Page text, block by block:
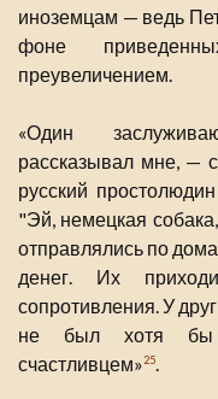
иноземцам — ведь
фоне
преувеличением.
«Один
рассказывал мне, —
русский
"Эй, немецкая
отправлялись по
денег. Их
сопротивления. У
не был хотя бы
счастливцем»25.